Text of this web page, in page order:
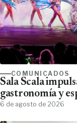
COMUNICADOS
Sala Scala
gastronomía y
6 de agosto de 2026